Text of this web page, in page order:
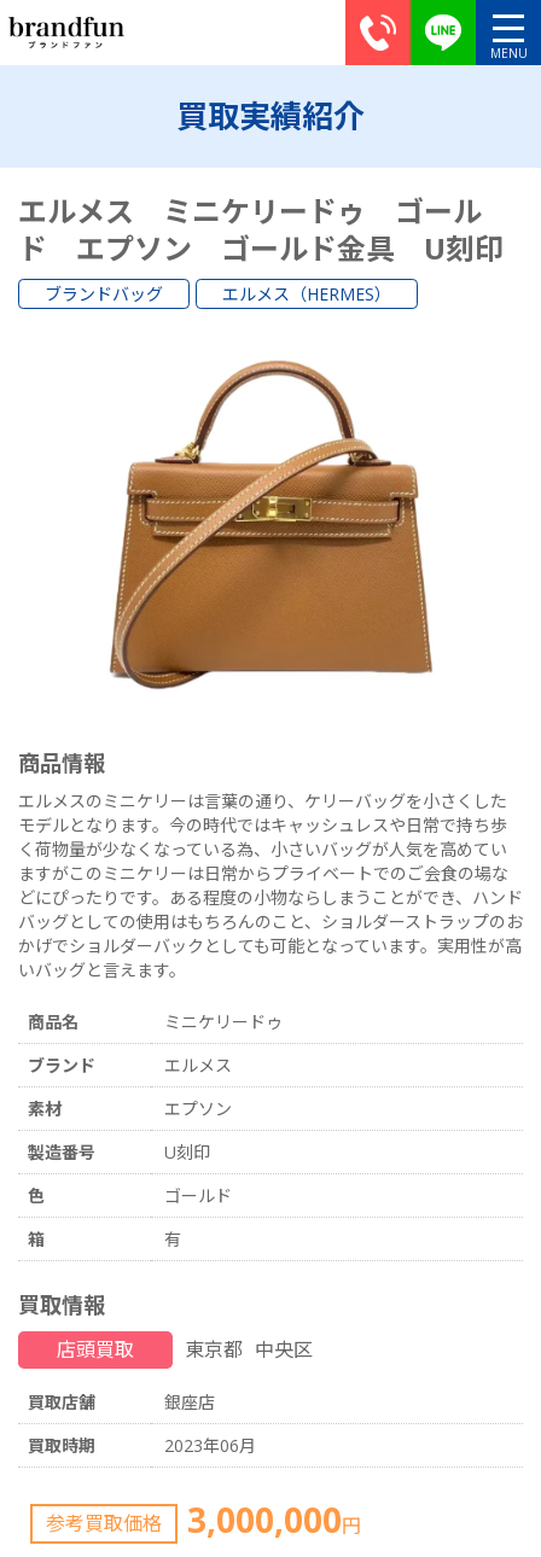
買取実績紹介
エルメス ミニケリードゥ ゴール
ド エプソン ゴールド金具 U刻印
ブランドバッグ エルメス（HERMES）
商品情報
エルメスのミニケリーは言葉の通り、ケリーバッグを小さくした
モデルとなります。今の時代ではキャッシュレスや日常で持ち歩
く荷物量が少なくなっている為、小さいバッグが人気を高めてい
ますがこのミニケリーは日常からプライベートでのご会食の場な
どにぴったりです。ある程度の小物ならしまうことができ、ハンド
バッグとしての使用はもちろんのこと、ショルダーストラップのお
かげでショルダーバックとしても可能となっています。実用性が高
いバッグと言えます。
商品名
ミニケリードゥ
ブランド
エルメス
素材
エプソン
製造番号
U刻印
色
ゴールド
箱
有
買取情報
店頭買取 東京都 中央区
買取店舗
銀座店
買取時期
2023年06月
参考買取価格 3,000,000円